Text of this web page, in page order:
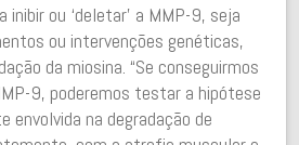
ou ‘deletar’ a MMP-9, seja
ou intervenções genéticas,
da miosina. “Se conseguirmos
9, poderemos testar a hipótese
envolvida na degradação de